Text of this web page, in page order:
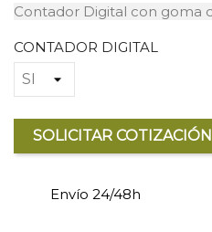
Contador Digital con goma
CONTADOR DIGITAL
SOLICITAR COTIZACIÓN
Envío 24/48h